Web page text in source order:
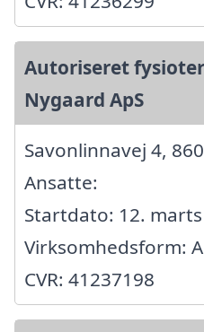
Autoriseret
Nygaard ApS
Savonlinnavej 4,
Ansatte:
Startdato: 12.
Virksomhedsform:
CVR: 41237198